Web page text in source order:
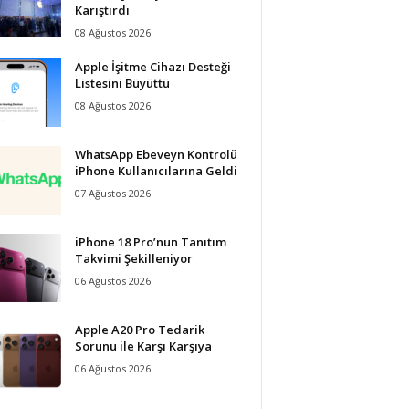
Karıştırdı
08 Ağustos 2026
Apple İşitme Cihazı Desteği
Listesini Büyüttü
08 Ağustos 2026
WhatsApp Ebeveyn Kontrolü
iPhone Kullanıcılarına Geldi
07 Ağustos 2026
iPhone 18 Pro’nun Tanıtım
Takvimi Şekilleniyor
06 Ağustos 2026
Apple A20 Pro Tedarik
Sorunu ile Karşı Karşıya
06 Ağustos 2026